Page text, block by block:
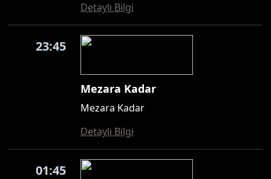
Detaylı Bilgi
23:45
Mezara Kadar
Mezara Kadar
Detaylı Bilgi
01:45